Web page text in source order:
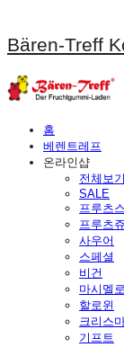
Bären-Treff
홈
베렌트레프
온라인샵
전체보기
SALE
프루츠
프루츠
사우어
스페셜
비건
마시멜
할로윈
크리스
기프트